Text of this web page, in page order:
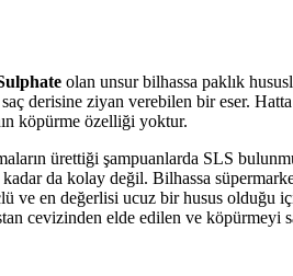
olan unsur bilhassa paklık
derisine ziyan verebilen bir eser.
köpürme özelliği yoktur.
ürettiği şampuanlarda SLS
da kolay değil. Bilhassa
ve en değerlisi ucuz bir husus
cevizinden elde edilen ve köpürmeyi